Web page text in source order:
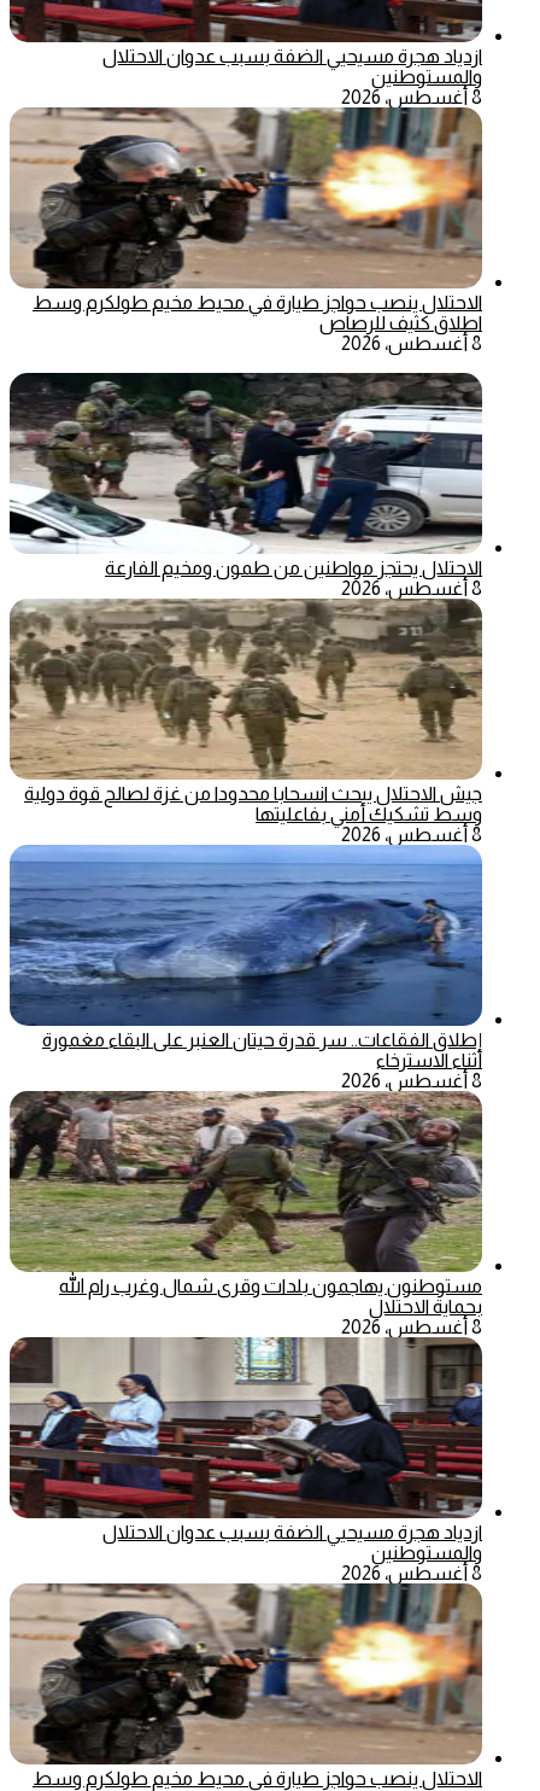
ازدياد هجرة مسيحيي الضفة بسبب عدوان الاحتلال
والمستوطنين
8 أغسطس، 2026
الاحتلال ينصب حواجز طيارة في محيط مخيم طولكرم وسط
اطلاق كثيف للرصاص
8 أغسطس، 2026
الاحتلال يحتجز مواطنين من طمون ومخيم الفارعة
8 أغسطس، 2026
جيش الاحتلال يبحث انسحابا محدودا من غزة لصالح قوة دولية
وسط تشكيك أمني بفاعليتها
8 أغسطس، 2026
إطلاق الفقاعات.. سر قدرة حيتان العنبر على البقاء مغمورة
أثناء الاسترخاء
8 أغسطس، 2026
مستوطنون يهاجمون بلدات وقرى شمال وغرب رام الله
بحماية الاحتلال
8 أغسطس، 2026
ازدياد هجرة مسيحيي الضفة بسبب عدوان الاحتلال
والمستوطنين
8 أغسطس، 2026
الاحتلال ينصب حواجز طيارة في محيط مخيم طولكرم وسط